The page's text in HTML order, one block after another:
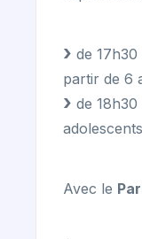
de
partir de 6
de
Avec le